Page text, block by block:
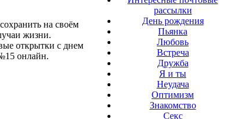
на своём
жизни.
открытки с днем
онлайн.
рассылки
День рождения
Пьянка
Любовь
Встреча
Дружба
Я и ты
Неудача
Оптимизм
Знакомство
Секс